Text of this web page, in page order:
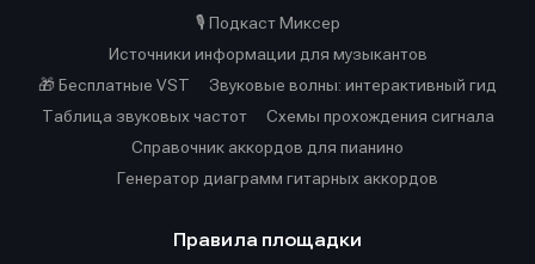
🎙️ Подкаст Миксер
Источники информации для музыкантов
🎁 Бесплатные VST
Звуковые волны: интерактивный гид
Таблица звуковых частот
Cхемы прохождения сигнала
Справочник аккордов для пианино
Генератор диаграмм гитарных аккордов
Правила площадки